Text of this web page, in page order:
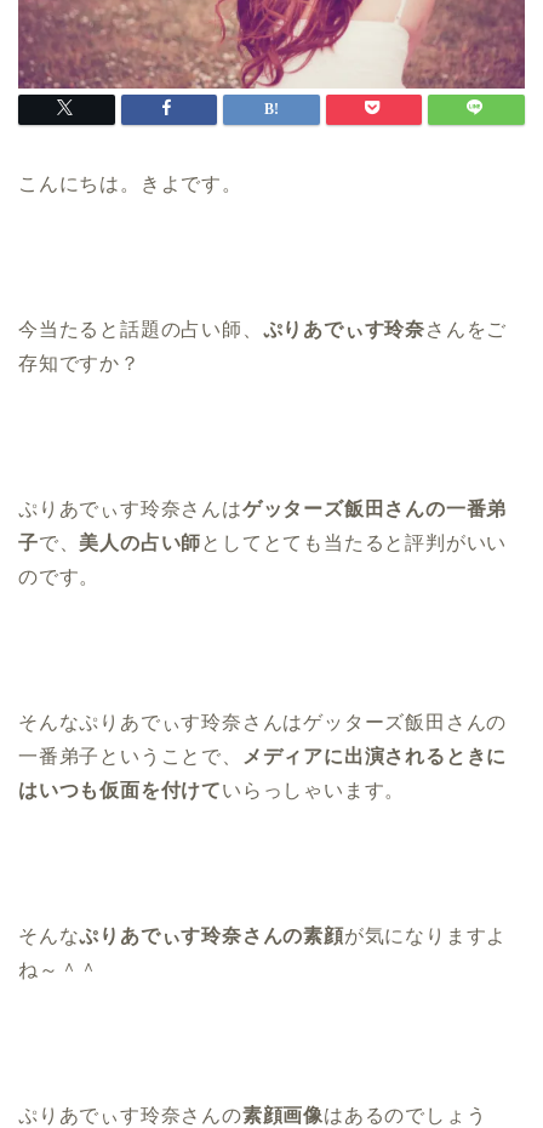
こんにちは。きよです。
今当たると話題の占い師、 ぷりあでぃす玲奈さんをご
存知ですか？
ぷりあでぃす玲奈さんはゲッターズ飯田さんの一番弟
子で、 美人の占い師としてとても当たると評判がいい
のです。
そんなぷりあでぃす玲奈さんはゲッターズ飯田さんの
一番弟子ということで、
メディアに出演されるときに
はいつも仮面を付けていらっしゃいます。
そんなぷりあでぃす玲奈さんの素顔が気になりますよ
ね～＾＾
ぷりあでぃす玲奈さんの素顔画像はあるのでしょう